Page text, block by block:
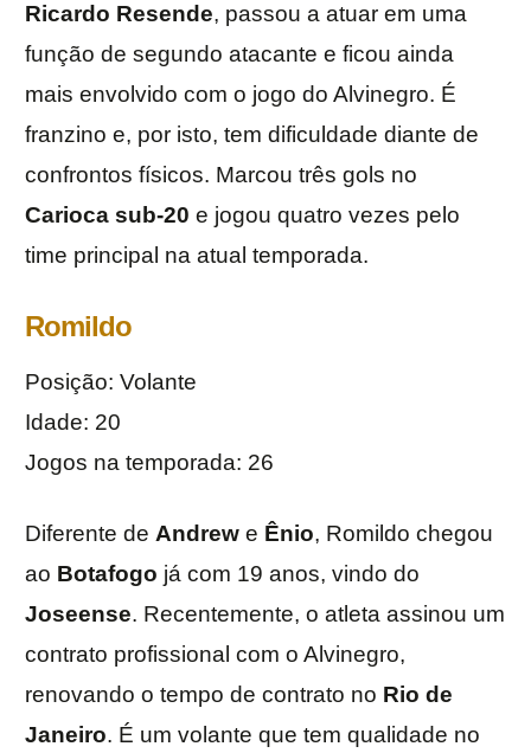
Ricardo Resende, passou a atuar em uma
função de segundo atacante e ficou ainda
mais envolvido com o jogo do Alvinegro. É
franzino e, por isto, tem dificuldade diante de
confrontos físicos. Marcou três gols no
Carioca sub-20 e jogou quatro vezes pelo
time principal na atual temporada.
Romildo
Posição: Volante
Idade: 20
Jogos na temporada: 26
Diferente de Andrew e Ênio, Romildo chegou
ao Botafogo já com 19 anos, vindo do
Joseense. Recentemente, o atleta assinou um
contrato profissional com o Alvinegro,
renovando o tempo de contrato no Rio de
Janeiro. É um volante que tem qualidade no